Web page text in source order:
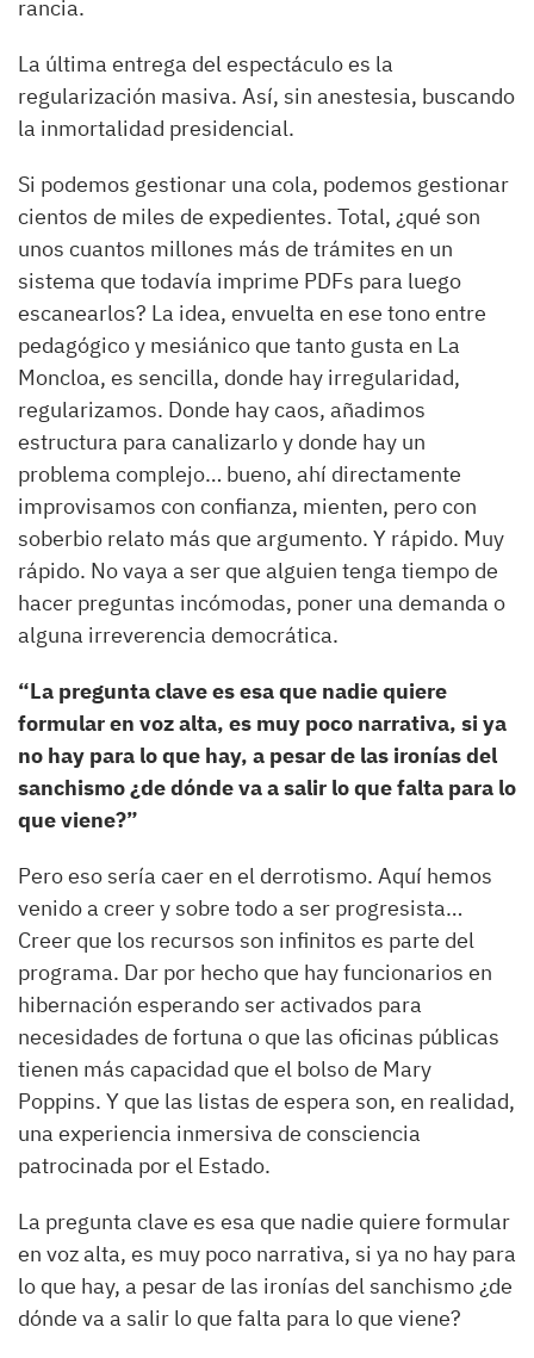
rancia.
La última entrega del espectáculo es la
regularización masiva. Así, sin anestesia, buscando
la inmortalidad presidencial.
Si podemos gestionar una cola, podemos gestionar
cientos de miles de expedientes. Total, ¿qué son
unos cuantos millones más de trámites en un
sistema que todavía imprime PDFs para luego
escanearlos? La idea, envuelta en ese tono entre
pedagógico y mesiánico que tanto gusta en La
Moncloa, es sencilla, donde hay irregularidad,
regularizamos. Donde hay caos, añadimos
estructura para canalizarlo y donde hay un
problema complejo… bueno, ahí directamente
improvisamos con confianza, mienten, pero con
soberbio relato más que argumento. Y rápido. Muy
rápido. No vaya a ser que alguien tenga tiempo de
hacer preguntas incómodas, poner una demanda o
alguna irreverencia democrática.
“La pregunta clave es esa que nadie quiere
formular en voz alta, es muy poco narrativa, si ya
no hay para lo que hay, a pesar de las ironías del
sanchismo ¿de dónde va a salir lo que falta para lo
que viene?”
Pero eso sería caer en el derrotismo. Aquí hemos
venido a creer y sobre todo a ser progresista…
Creer que los recursos son infinitos es parte del
programa. Dar por hecho que hay funcionarios en
hibernación esperando ser activados para
necesidades de fortuna o que las oficinas públicas
tienen más capacidad que el bolso de Mary
Poppins. Y que las listas de espera son, en realidad,
una experiencia inmersiva de consciencia
patrocinada por el Estado.
La pregunta clave es esa que nadie quiere formular
en voz alta, es muy poco narrativa, si ya no hay para
lo que hay, a pesar de las ironías del sanchismo ¿de
dónde va a salir lo que falta para lo que viene?